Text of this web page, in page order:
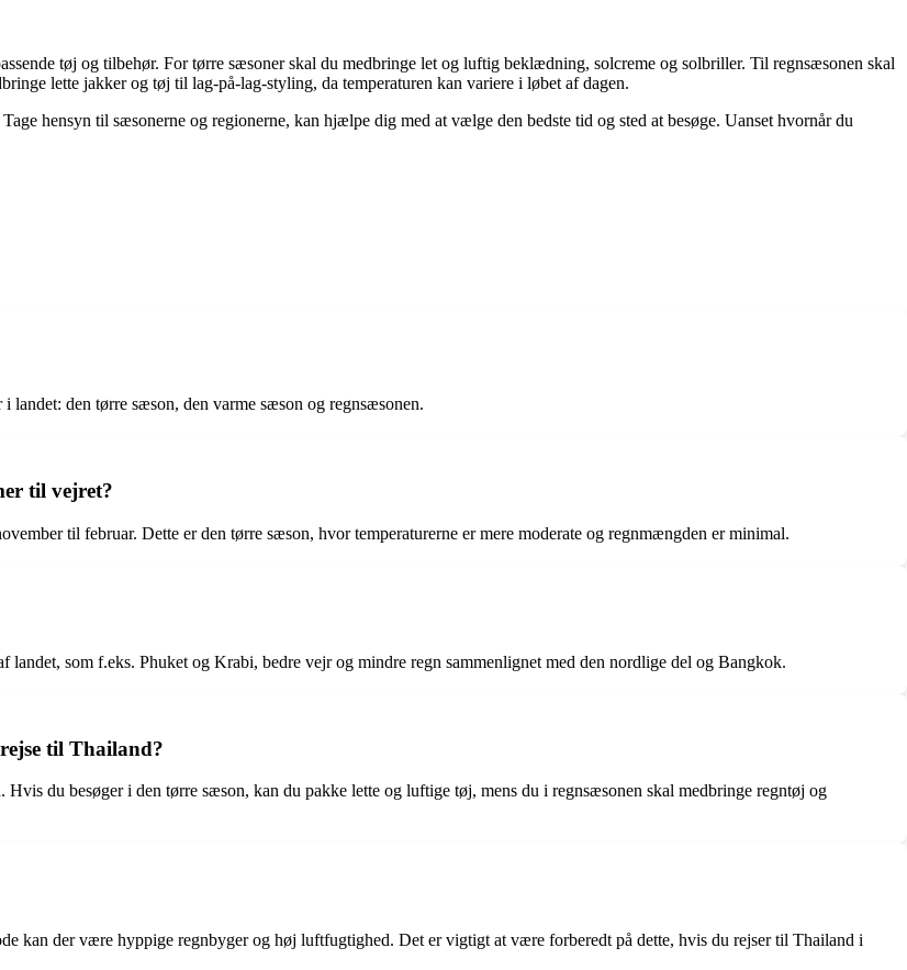
tøj og tilbehør. For tørre sæsoner skal du medbringe let og luftig beklædning, solcreme og solbriller. Til regnsæsonen skal
lette jakker og tøj til lag-på-lag-styling, da temperaturen kan variere i løbet af dagen.
hensyn til sæsonerne og regionerne, kan hjælpe dig med at vælge den bedste tid og sted at besøge. Uanset hvornår du
den tørre sæson, den varme sæson og regnsæsonen.
til vejret?
til februar. Dette er den tørre sæson, hvor temperaturerne er mere moderate og regnmængden er minimal.
som f.eks. Phuket og Krabi, bedre vejr og mindre regn sammenlignet med den nordlige del og Bangkok.
til Thailand?
du besøger i den tørre sæson, kan du pakke lette og luftige tøj, mens du i regnsæsonen skal medbringe regntøj og
kan der være hyppige regnbyger og høj luftfugtighed. Det er vigtigt at være forberedt på dette, hvis du rejser til Thailand i